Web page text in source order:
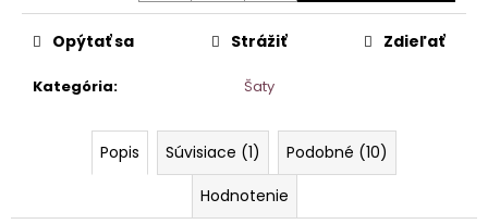
Kategória: Šaty
Opýtať sa Strážiť Zdieľať
Popis Súvisiace (1)
Podobné (10)
Hodnotenie